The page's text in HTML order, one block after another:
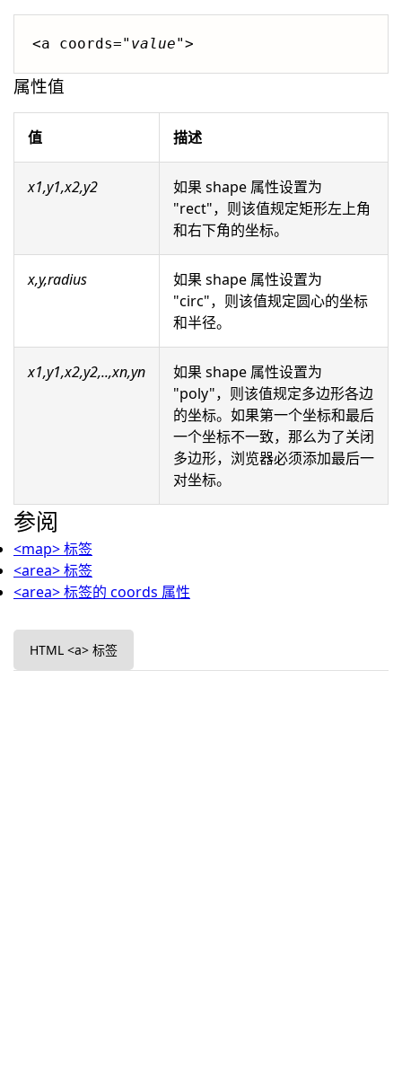
<a coords=" value">
属性值
值 描述
x1,y1,x2,y2
如果 shape 属性设置为
"rect"，则该值规定矩形左上角
和右下角的坐标。
x,y,radius
如果 shape 属性设置为
"circ"，则该值规定圆心的坐标
和半径。
x1,y1,x2,y2,..,xn,yn
如果 shape 属性设置为
"poly"，则该值规定多边形各边
的坐标。如果第一个坐标和最后
一个坐标不一致，那么为了关闭
多边形，浏览器必须添加最后一
对坐标。
参阅
<map> 标签
<area> 标签
<area> 标签的 coords 属性
HTML <a> 标签